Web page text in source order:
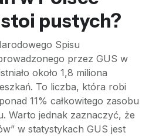
pustych?
Spisu
przez GUS w
około 1,8 miliona
To liczba, która robi
11% całkowitego zasobu
Warto jednak zaznaczyć, że
w statystykach GUS jest